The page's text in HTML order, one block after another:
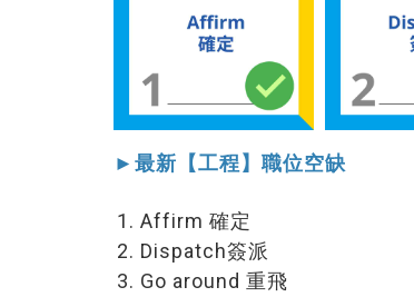
►最新【工程】職位空缺
Affirm 確定
Dispatch簽派
Go around 重飛